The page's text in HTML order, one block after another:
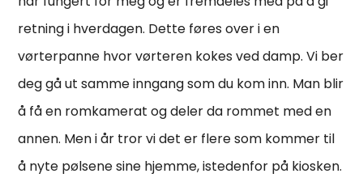
retning i hverdagen. Dette føres over i en
vørterpanne hvor vørteren kokes ved damp. Vi ber
deg gå ut samme inngang som du kom inn. Man blir
å få en romkamerat og deler da rommet med en
annen. Men i år tror vi det er flere som kommer til
å nyte pølsene sine hjemme, istedenfor på kiosken.